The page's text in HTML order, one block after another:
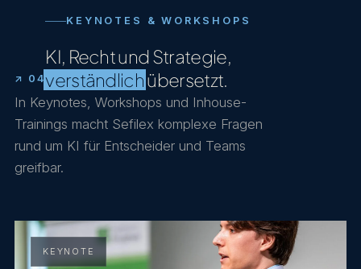
↗ 04
KEYNOTES & WORKSHOPS
KI, Recht und Strategie,
verständlichübersetzt.
In Keynotes, Workshops und Inhouse-
Trainings macht Sefilex komplexe Fragen
rund um KI für Entscheider und Teams
greifbar.
KEYNOTE